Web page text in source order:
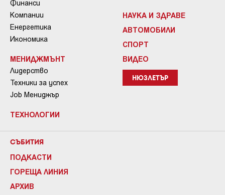
Финанси
Компании
Енергетика
Икономика
МЕНИДЖМЪНТ
Лидерство
Техники за успех
Job Мениджър
ТЕХНОЛОГИИ
НАУКА И ЗДРАВЕ
АВТОМОБИЛИ
СПОРТ
ВИДЕО
НЮЗЛЕТЪР
СЪБИТИЯ
ПОДКАСТИ
ГОРЕЩА ЛИНИЯ
АРХИВ